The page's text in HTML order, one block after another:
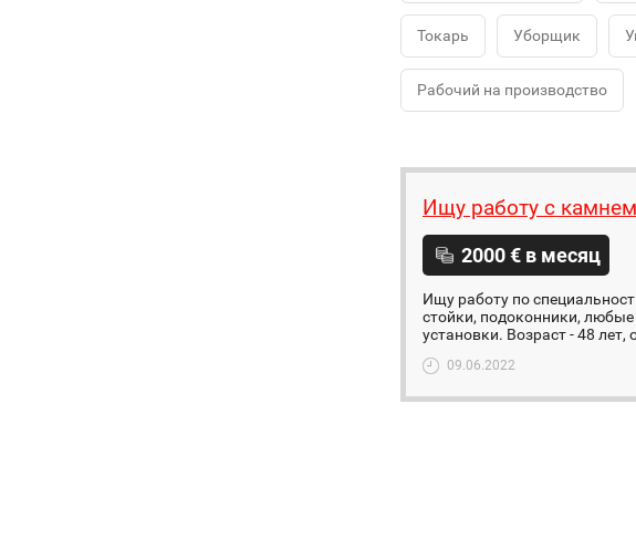
Токарь Уборщик
Рабочий на производство
Ищу работу с камнем
2000 € в месяц
Ищу работу по
стойки, подоконники, любые
установки. Возраст - 48
09.06.2022